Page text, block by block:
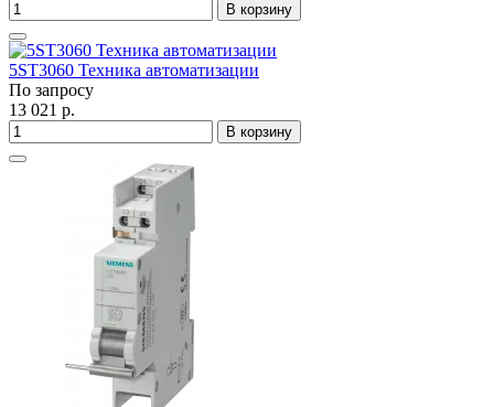
В корзину
5ST3060 Техника автоматизации
По запросу
13 021 р.
В корзину